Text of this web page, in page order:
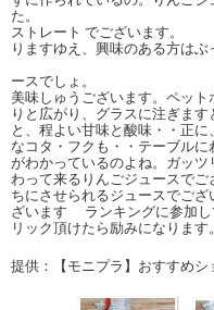
た。 ↓こち
ストレート でござ
りますゆえ、興味のある
↓キレイ
ースでしょ。 あぁ
美味しゅうございます。ペッ
りと広がり、グラスに注ぎま
と、程よい甘味と酸味・・正
なコタ・フクも・・テーブル
がわかっているのよね。ガッ
わって来るりんごジュースで
ちにさせられるジュースでご
ざいます ランキングに参加し
リック頂けたら励みになります
提供：【モニプラ】おすすめシ